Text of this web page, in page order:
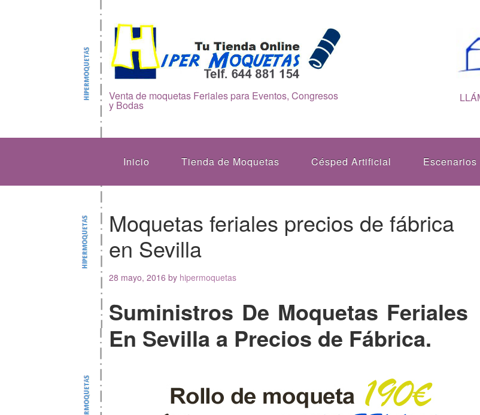
Venta de moquetas Feriales para Eventos, Congresos
y Bodas
Inicio Tienda de Moquetas Césped Artificial Escenarios
Moquetas feriales precios de fábrica
en Sevilla
28 mayo, 2016 by hipermoquetas
Suministros De Moquetas Feriales
En Sevilla a Precios de Fábrica.